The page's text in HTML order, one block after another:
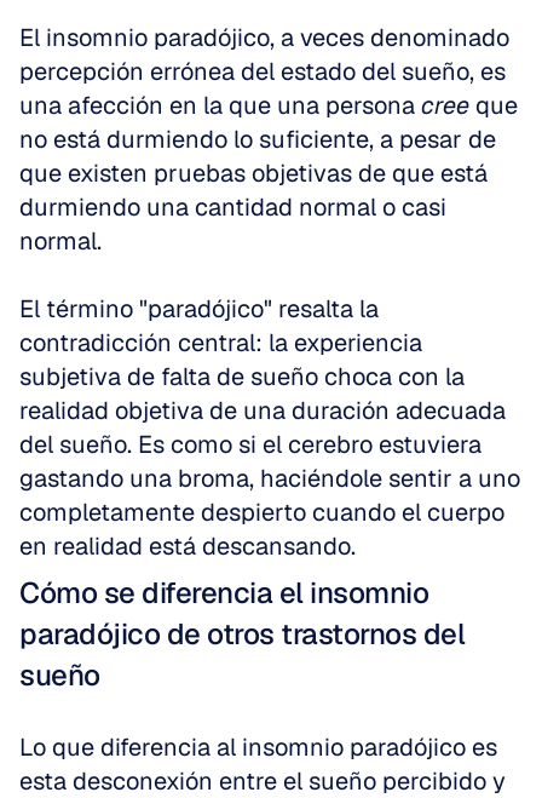
El insomnio paradójico, a veces denominado
percepción errónea del estado del sueño, es
una afección en la que una persona cree que
no está durmiendo lo suficiente, a pesar de
que existen pruebas objetivas de que está
durmiendo una cantidad normal o casi
normal.
El término "paradójico" resalta la
contradicción central: la experiencia
subjetiva de falta de sueño choca con la
realidad objetiva de una duración adecuada
del sueño. Es como si el cerebro estuviera
gastando una broma, haciéndole sentir a uno
completamente despierto cuando el cuerpo
en realidad está descansando.
Cómo se diferencia el insomnio
paradójico de otros trastornos del
sueño
Lo que diferencia al insomnio paradójico es
esta desconexión entre el sueño percibido y